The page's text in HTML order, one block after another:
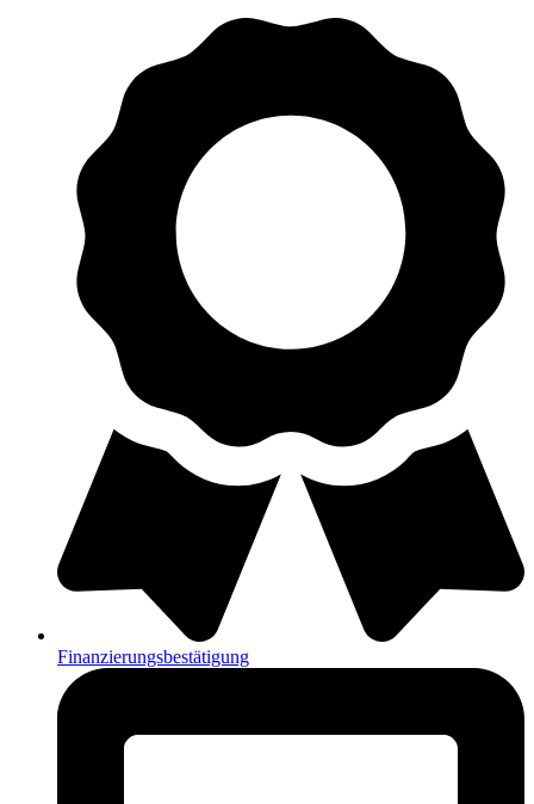
Finanzierungsbestätigung